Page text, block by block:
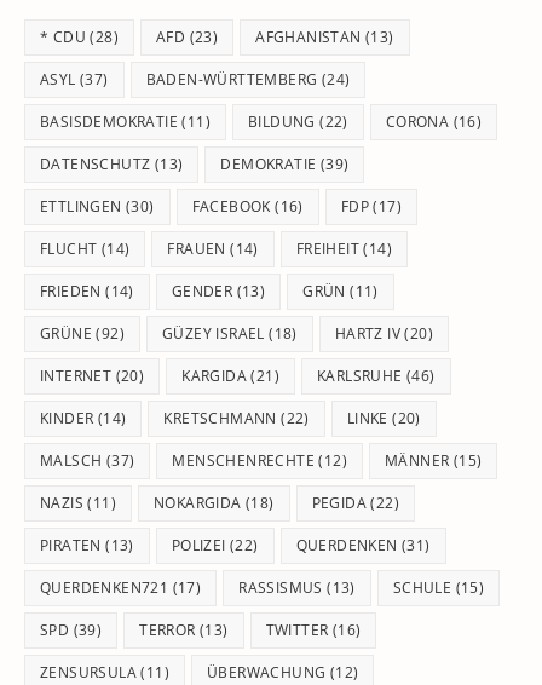
* CDU (28) AFD (23) AFGHANISTAN (13)
ASYL (37) BADEN-WÜRTTEMBERG (24)
BASISDEMOKRATIE (11) BILDUNG (22) CORONA (16)
DATENSCHUTZ (13) DEMOKRATIE (39)
ETTLINGEN (30) FACEBOOK (16) FDP(17)
FLUCHT (14) FRAUEN (14) FREIHEIT(14)
FRIEDEN (14) GENDER (13) GRÜN (11)
GRÜNE (92) GÜZEY ISRAEL (18) HARTZ IV(20)
INTERNET (20) KARGIDA(21) KARLSRUHE (46)
KINDER (14) KRETSCHMANN (22) LINKE (20)
MALSCH (37) MENSCHENRECHTE (12) MÄNNER (15)
NAZIS (11) NOKARGIDA (18) PEGIDA(22)
PIRATEN (13) POLIZEI (22) QUERDENKEN (31)
QUERDENKEN721 (17) RASSISMUS (13) SCHULE (15)
SPD (39) TERROR (13) TWITTER (16)
ZENSURSULA(11) ÜBERWACHUNG (12)